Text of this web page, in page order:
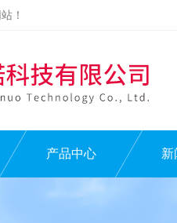
！
产品中心 新